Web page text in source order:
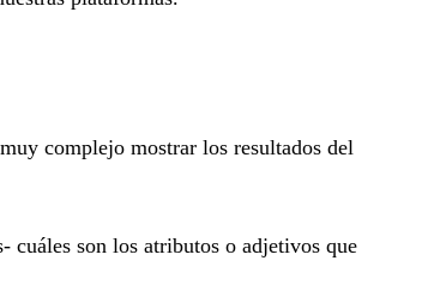
complejo mostrar los resultados del
cuáles son los atributos o adjetivos que